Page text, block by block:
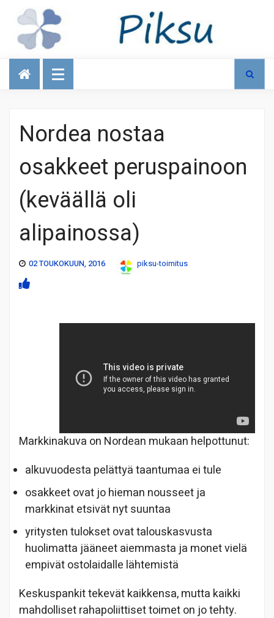
Talous
Nordea nostaa
osakkeet peruspainoon
(keväällä oli
alipainossa)
02 TOUKOKUUN, 2016 piksu-toimitus
Markkinakuva on Nordean mukaan helpottunut:
alkuvuodesta pelättyä taantumaa ei tule
osakkeet ovat jo hieman nousseet ja
markkinat etsivät nyt suuntaa
yritysten tulokset ovat talouskasvusta
huolimatta jääneet aiemmasta ja monet vielä
empivät ostolaidalle lähtemistä
Keskuspankit tekevät kaikkensa, mutta kaikki
mahdolliset rahapoliittiset toimet on jo tehty.